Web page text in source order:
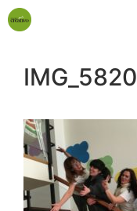
IMG_5820